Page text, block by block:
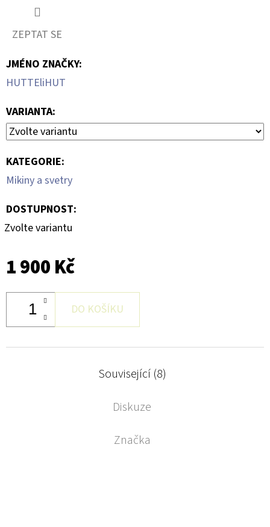
ZEPTAT SE
JMÉNO ZNAČKY:
HUTTEliHUT
VARIANTA:
KATEGORIE:
Mikiny a svetry
DOSTUPNOST:
Zvolte variantu
1 900 Kč
DO KOŠÍKU
Související (8)
Diskuze
Značka